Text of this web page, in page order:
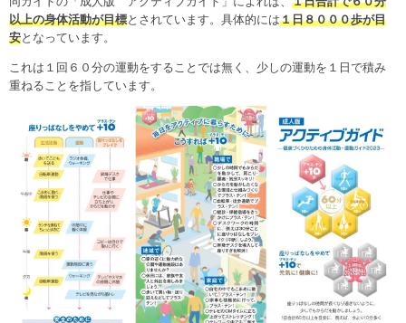
以上の身体活動が目標とされています。具体的には１日８０００歩が目
安となっています。
これは１回６０分の運動をすることでは無く、少しの運動を１日で積み
重ねることを指しています。